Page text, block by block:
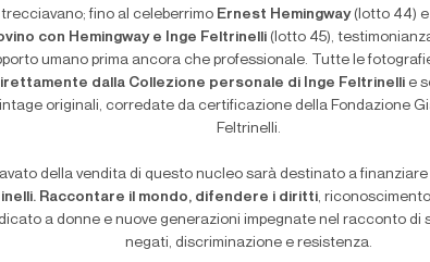
fino al celeberrimo Ernest Hemingway(lotto 44) e
con Hemingway e Inge Feltrinelli(lotto 45),
umano prima ancora che professionale. Tutte le
dalla Collezione personale di Inge Feltrinelli e
originali, corredate da certificazione della Fondazione
Feltrinelli.
della vendita di questo nucleo sarà destinato a finanziare
Raccontare il mondo, difendere i diritti,
a donne e nuove generazioni impegnate nel racconto di
negati, discriminazione e resistenza.